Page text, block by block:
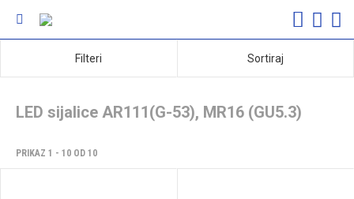
Filteri Sortiraj
LED sijalice AR111(G-53), MR16 (GU5.3)
PRIKAZ 1 - 10 OD 10